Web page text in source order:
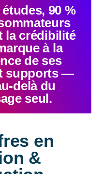
90 %
la crédibilité
à la
de ses
supports —
delà du
seul.
en
&